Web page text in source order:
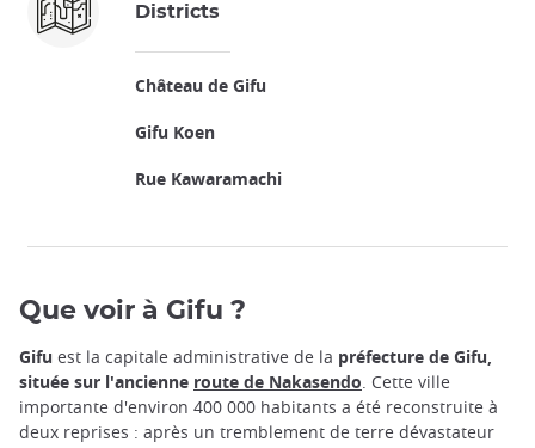
Districts
Château de Gifu
Gifu Koen
Rue Kawaramachi
Que voir à Gifu ?
Gifu est la capitale administrative de la préfecture de Gifu,
située sur l'ancienne route de Nakasendo . Cette ville
importante d'environ 400 000 habitants a été reconstruite à
deux reprises : après un tremblement de terre dévastateur